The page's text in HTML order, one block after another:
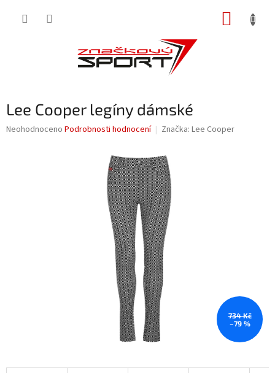
Lee Cooper legíny dámské
Průměrné
Neohodnoceno Podrobnosti hodnocení Značka: Lee Cooper
734 Kč
–79 %